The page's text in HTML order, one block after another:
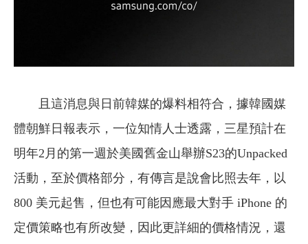
且這消息與日前韓媒的爆料相符合，據韓國媒
體朝鮮日報表示，一位知情人士透露，三星預計在
明年2月的第一週於美國舊金山舉辦S23的Unpacked
活動，至於價格部分，有傳言是說會比照去年，以
800 美元起售，但也有可能因應最大對手 iPhone 的
定價策略也有所改變，因此更詳細的價格情況，還